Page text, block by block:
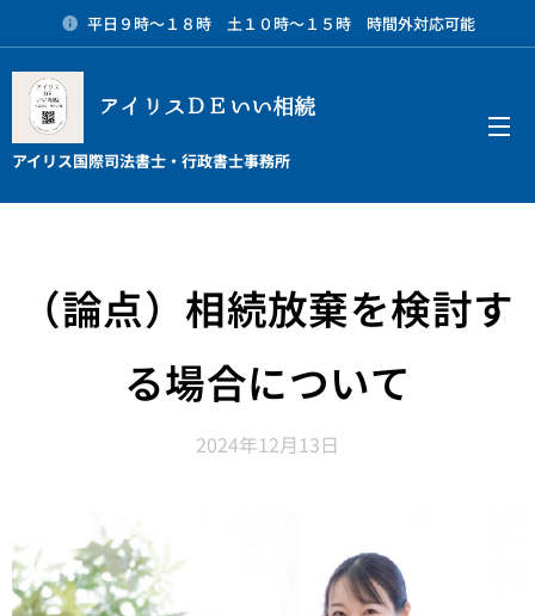
平日９時～１８時 土１０時～１５時 時間外対応可能
アイリスＤＥいい相続
アイリス国際司法書士・行政書士事務所
（論点）相続放棄を検討す
る場合について
2024年12月13日